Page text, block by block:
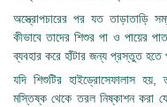
অস্ত্রোপচারের পর যত তাড়াতাড়ি
কীভাবে তাদের শিশুর পা ও পায়ের
ব্যবহার করে হাঁটার জন্য প্রস্তুত
যদি শিশুটির হাইড্রোসেফালাস হয়,
মস্তিষ্ক থেকে তরল নিষ্কাশন করা